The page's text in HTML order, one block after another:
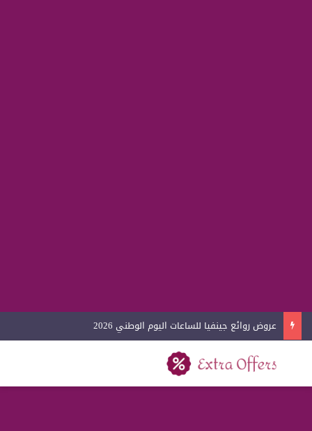
عروض روائع جينفيا للساعات اليوم الوطني 2026
بحث عن